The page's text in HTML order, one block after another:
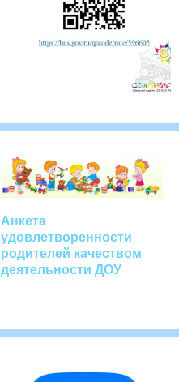
Анкета
удовлетворенности
родителей качеством
деятельности ДОУ